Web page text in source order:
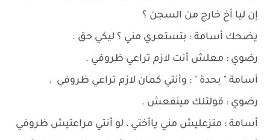
إن ليا أخ خارج من السجن ؟
يضحك أسامة : بتستعري مني ؟ ليكي حق .
رضوي : معلش أنت لازم تراعي ظروفي .
أسامة " بحدة " : وأنتي كمان لازم تراعي ظروفي .
رضوي : قولتلك مينفعش .
أسامة : متزعليش مني ياأختي ، لو أنتي مراعتيش ظروفي